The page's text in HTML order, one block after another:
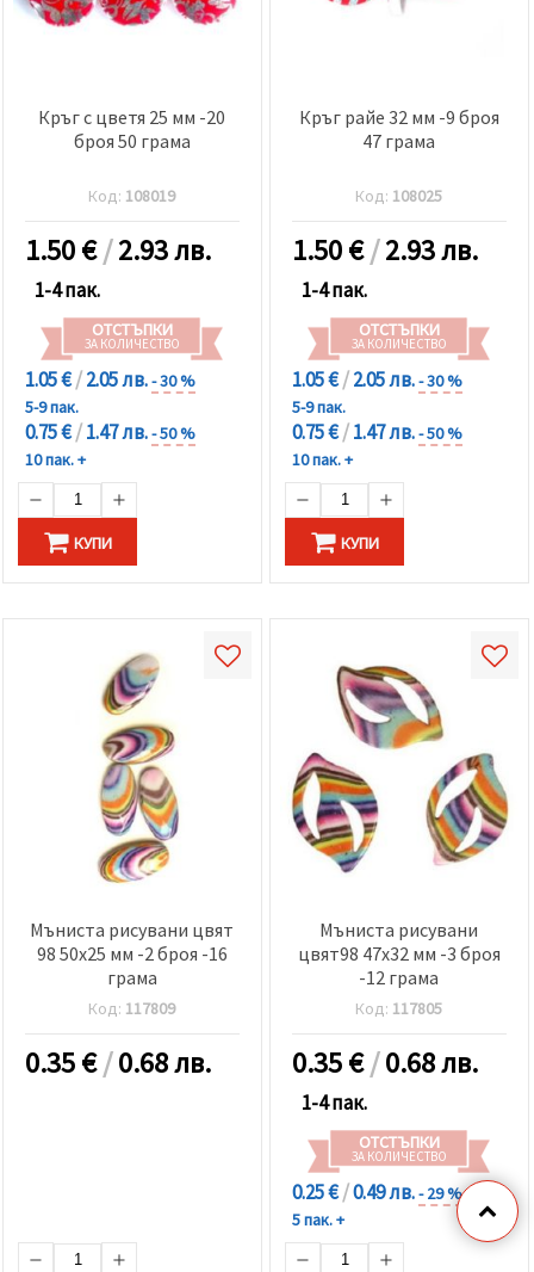
Кръг с цветя 25 мм -20
броя 50 грама
Код: 108019
1.50€/2.93 лв.
1-4 пак.
ОТСТЪПКИ
ЗА КОЛИЧЕСТВО
1.05 €/2.05 лв.- 30 %
5-9 пак.
0.75 €/1.47 лв.- 50 %
10 пак. +
КУПИ
Кръг райе 32 мм -9 броя
47 грама
Код: 108025
1.50€/2.93 лв.
1-4 пак.
ОТСТЪПКИ
ЗА КОЛИЧЕСТВО
1.05 €/2.05 лв.- 30 %
5-9 пак.
0.75 €/1.47 лв.- 50 %
10 пак. +
КУПИ
Мъниста рисувани цвят
98 50x25 мм -2 броя -16
грама
Код: 117809
0.35€/0.68 лв.
Мъниста рисувани
цвят98 47x32 мм -3 броя
-12 грама
Код: 117805
0.35€/0.68 лв.
1-4 пак.
ОТСТЪПКИ
ЗА КОЛИЧЕСТВО
0.25 €/0.49 лв.- 29 %
5 пак. +